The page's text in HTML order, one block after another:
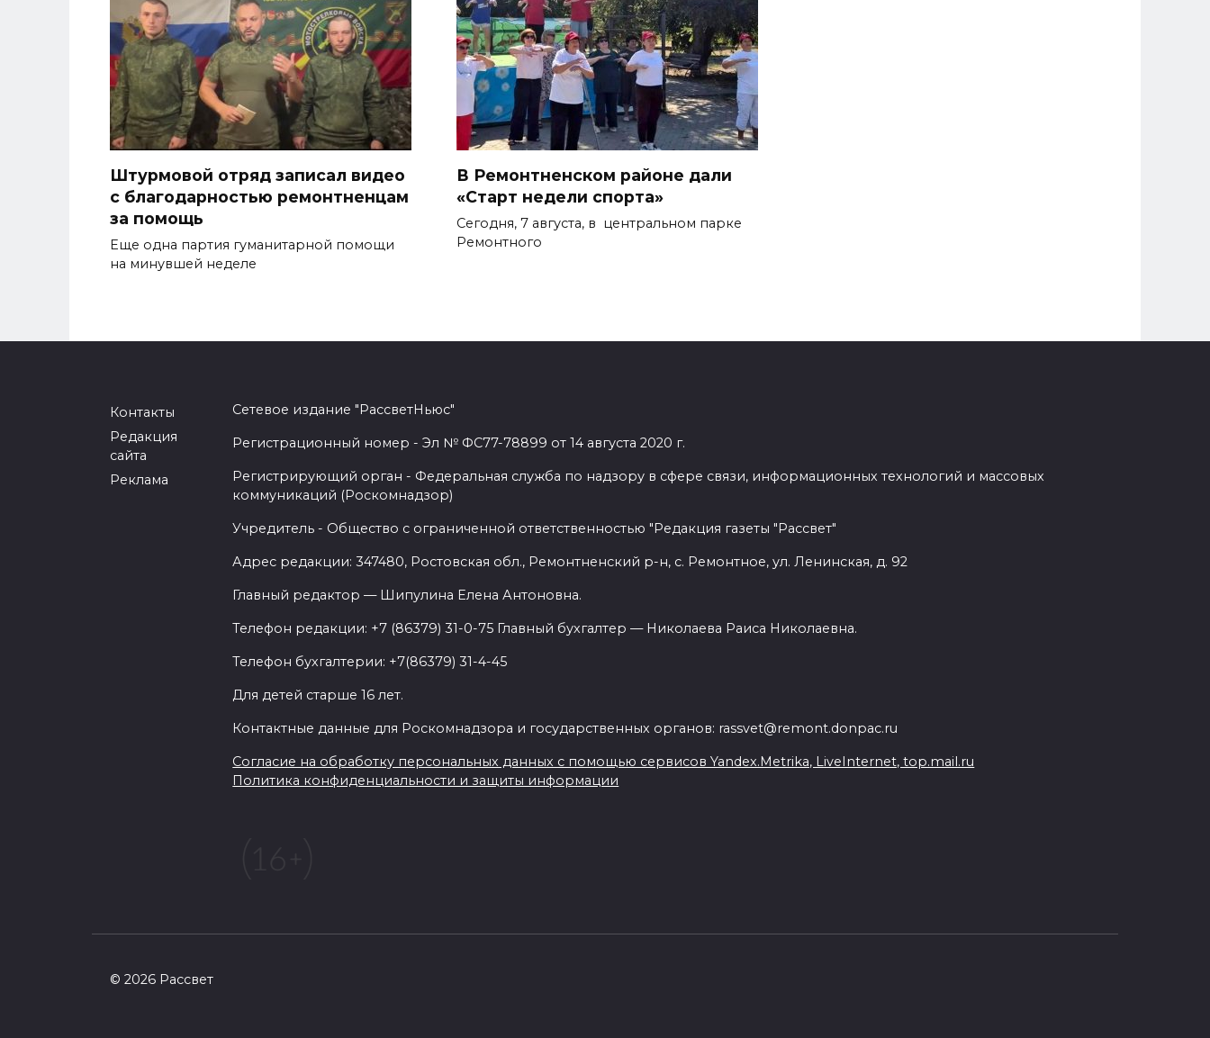
Штурмовой отряд записал видео
с благодарностью ремонтненцам
за помощь
Еще одна партия гуманитарной помощи
на минувшей неделе
В Ремонтненском районе дали
«Старт недели спорта»
Сегодня, 7 августа, в центральном парке
Ремонтного
Контакты
Редакция
сайта
Реклама
Сетевое издание "РассветНьюс"
Регистрационный номер - Эл № ФС77-78899 от 14 августа 2020 г.
Регистрирующий орган - Федеральная служба по надзору в сфере связи, информационных технологий и массовых
коммуникаций (Роскомнадзор)
Учредитель - Общество с ограниченной ответственностью "Редакция газеты "Рассвет"
Адрес редакции: 347480, Ростовская обл., Ремонтненский р-н, с. Ремонтное, ул. Ленинская, д. 92
Главный редактор — Шипулина Елена Антоновна.
Телефон редакции: +7 (86379) 31-0-75 Главный бухгалтер — Николаева Раиса Николаевна.
Телефон бухгалтерии: +7(86379) 31-4-45
Для детей старше 16 лет.
Контактные данные для Роскомнадзора и государственных органов: rassvet@remont.donpac.ru
Согласие на обработку персональных данных с помощью сервисов Yandex.Metrika, LiveInternet, top.mail.ru
Политика конфиденциальности и защиты информации
© 2026 Рассвет